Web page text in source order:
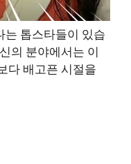
는 톱스타들이 있습
의 분야에서는 이
다 배고픈 시절을